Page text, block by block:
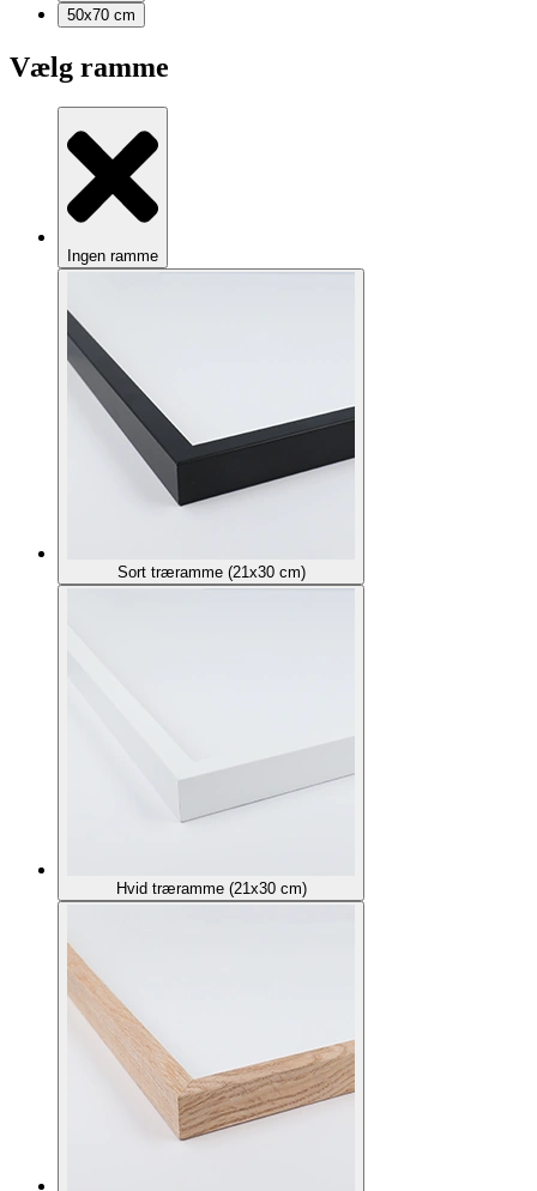
50x70 cm
Vælg ramme
Ingen ramme
Sort træramme (21x30 cm)
Hvid træramme (21x30 cm)